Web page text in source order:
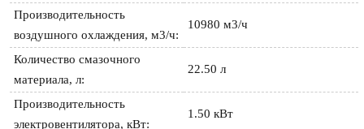
Производительность
воздушного охлаждения, м3/ч:
10980 м3/ч
Количество смазочного
материала, л:
22.50 л
Производительность
электровентилятора, кВт:
1.50 кВт